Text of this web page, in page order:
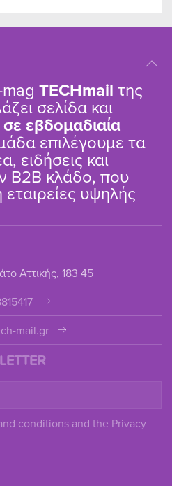
TΕCHmail της
σελίδα και
σε εβδομαδιαία
επιλέγουμε τα
ειδήσεις και
B2B κλάδο, που
υψηλής
Αττικής, 183 45
mail.gr
conditions and the Privacy